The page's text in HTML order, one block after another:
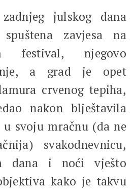
julskog dana
zavjesa na
festival, njegovo
a grad je opet
crvenog tepiha,
nakon blještavila
svoju mračnu (da ne
svakodnevnicu,
dana i noći vješto
kako je takvu